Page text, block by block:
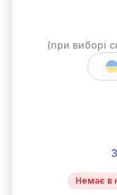
(при виборі
Немає в